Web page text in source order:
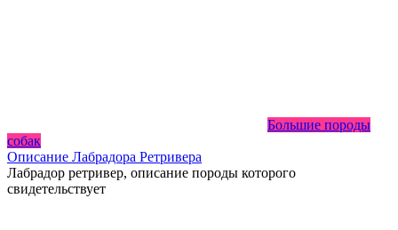
Большие породы
собак
Описание Лабрадора Ретривера
Лабрадор ретривер, описание породы которого
свидетельствует